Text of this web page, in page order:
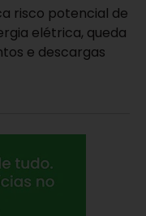
risco potencial de
elétrica, queda
e descargas